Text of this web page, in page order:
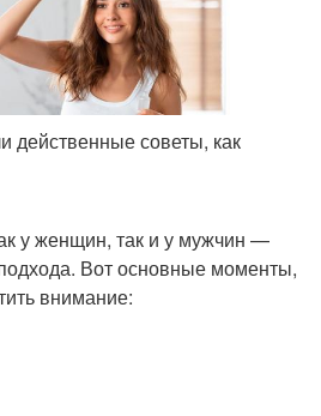
действенные советы, как
у женщин, так и у мужчин —
Вот основные моменты,
внимание: